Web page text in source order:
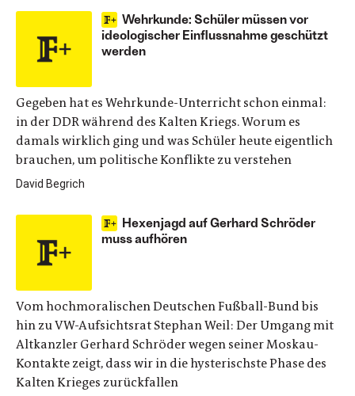
Wehrkunde: Schüler müssen vor
ideologischer Einflussnahme geschützt
werden
Gegeben hat es Wehrkunde-Unterricht schon einmal:
in der DDR während des Kalten Kriegs. Worum es
damals wirklich ging und was Schüler heute eigentlich
brauchen, um politische Konflikte zu verstehen
David Begrich
Hexenjagd auf Gerhard Schröder
muss aufhören
Vom hochmoralischen Deutschen Fußball-Bund bis
hin zu VW-Aufsichtsrat Stephan Weil: Der Umgang mit
Altkanzler Gerhard Schröder wegen seiner Moskau-
Kontakte zeigt, dass wir in die hysterischste Phase des
Kalten Krieges zurückfallen